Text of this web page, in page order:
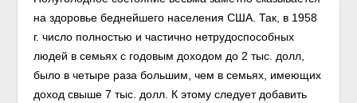
на здоровье беднейшего населения США. Так, в 1958
г. число полностью и частично нетрудоспособных
людей в семьях с годовым доходом до 2 тыс. долл,
было в четыре раза большим, чем в семьях, имеющих
доход свыше 7 тыс. долл. К этому следует добавить